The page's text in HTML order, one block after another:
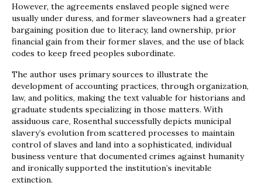
However, the agreements enslaved people signed were
usually under duress, and former slaveowners had a greater
bargaining position due to literacy, land ownership, prior
financial gain from their former slaves, and the use of black
codes to keep freed peoples subordinate.
The author uses primary sources to illustrate the
development of accounting practices, through organization,
law, and politics, making the text valuable for historians and
graduate students specializing in those matters. With
assiduous care, Rosenthal successfully depicts municipal
slavery’s evolution from scattered processes to maintain
control of slaves and land into a sophisticated, individual
business venture that documented crimes against humanity
and ironically supported the institution’s inevitable
extinction.